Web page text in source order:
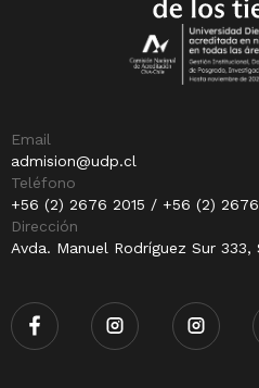
Email
admision@udp.cl
Teléfono
+56 (2) 2676 2015 / +56 (2)
Dirección
Avda. Manuel Rodríguez Sur 333,